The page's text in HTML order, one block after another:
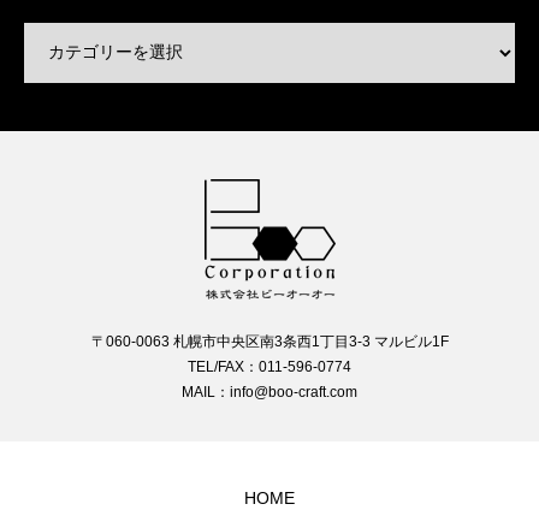
〒060-0063 札幌市中央区南3条西1丁目3-3 マルビル1F
TEL/FAX：011-596-0774
MAIL：info@boo-craft.com
HOME